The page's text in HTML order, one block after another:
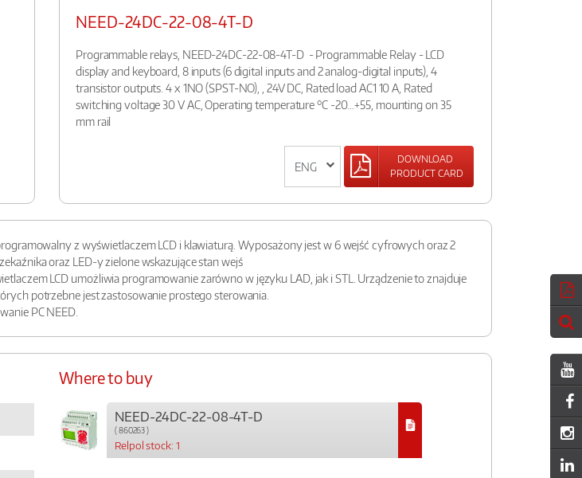
NEED-24DC-22-08-4T-D
Programmable relays, NEED-24DC-22-08-4T-D - Programmable Relay - LCD
display and keyboard, 8 inputs (6 digital inputs and 2 analog-digital inputs), 4
transistor outputs. 4 x 1NO (SPST-NO), , 24V DC, Rated load AC1 10 A, Rated
switching voltage 30 V AC, Operating temperature °C -20…+55, mounting on 35
mm rail
DOWNLOAD
PRODUCT CARD
z wyświetlaczem LCD i klawiaturą. Wyposażony jest w 6 wejść cyfrowych oraz 2
oraz LED-y zielone wskazujące stan wejś
LCD umożliwia programowanie zarówno w języku LAD, jak i STL. Urządzenie to znajduje
potrzebne jest zastosowanie prostego sterowania.
PC NEED.
Where to buy
NEED-24DC-22-08-4T-D
( 860263 )
Relpol stock: 1